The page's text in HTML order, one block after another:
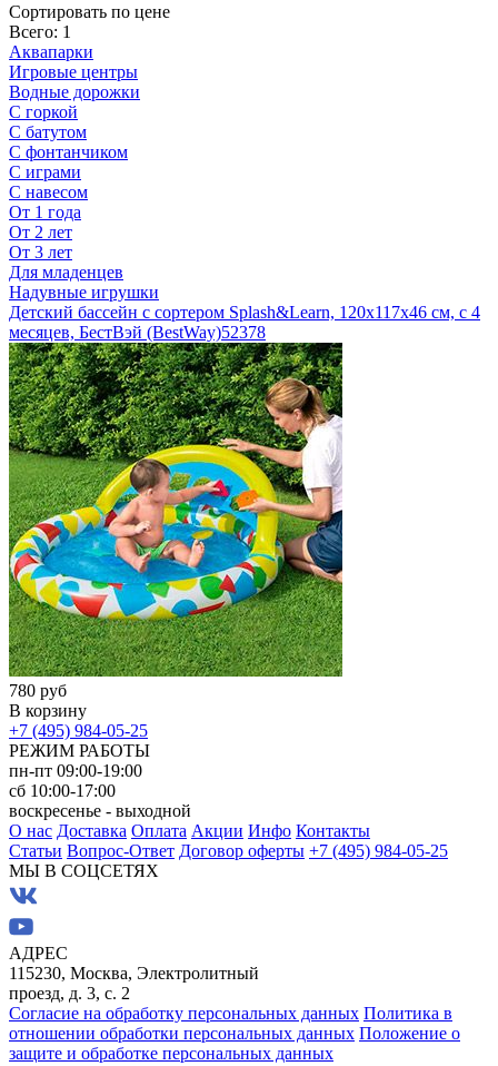
Cортировать по цене
Всего: 1
Аквапарки
Игровые центры
Водные дорожки
С горкой
С батутом
С фонтанчиком
С играми
С навесом
От 1 года
От 2 лет
От 3 лет
Для младенцев
Надувные игрушки
Детский бассейн с сортером Splash&Learn, 120x117x46 см, с 4
месяцев, БестВэй (BestWay)52378
780 руб
В корзину
+7 (495) 984-05-25
РЕЖИМ РАБОТЫ
пн-пт 09:00-19:00
сб 10:00-17:00
воскресенье - выходной
О нас Доставка Оплата Акции Инфо Контакты
Статьи Вопрос-Ответ Договор оферты +7 (495) 984-05-25
МЫ В СОЦСЕТЯХ
АДРЕС
115230, Москва, Электролитный
проезд, д. 3, с. 2
Согласие на обработку персональных данных Политика в
отношении обработки персональных данных Положение о
защите и обработке персональных данных